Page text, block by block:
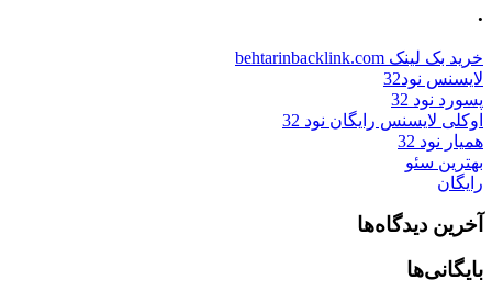
.
خرید بک لینک behtarinbacklink.com
لایسنس نود32
پسورد نود 32
اوکلی لایسنس رایگان نود 32
همیار نود 32
بهترین سئو
رایگان
آخرین دیدگاه‌ها
بایگانی‌ها